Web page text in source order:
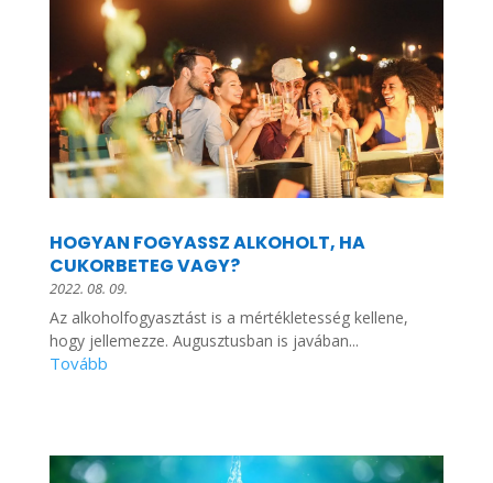
HOGYAN FOGYASSZ ALKOHOLT, HA
CUKORBETEG VAGY?
2022. 08. 09.
Az alkoholfogyasztást is a mértékletesség kellene,
hogy jellemezze. Augusztusban is javában...